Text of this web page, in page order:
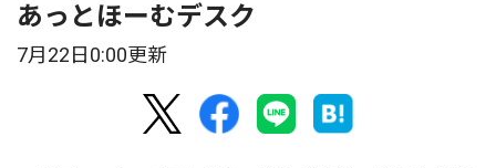
あっとほーむデスク
7月22日0:00更新